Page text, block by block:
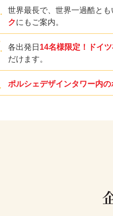
世界最長で、世界一過酷と
クにもご案内。
各出発日 14名様限定！ドイ
だけます。
ポルシェデザインタワー内の